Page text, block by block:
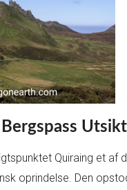
Quiraing et af
oprindelse. Den